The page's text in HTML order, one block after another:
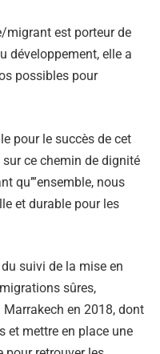
migrant est porteur de
développement, elle a
possibles pour
pour le succès de cet
ce chemin de dignité
qu’”ensemble, nous
et durable pour les
suivi de la mise en
sûres,
en 2018, dont
et mettre en place une